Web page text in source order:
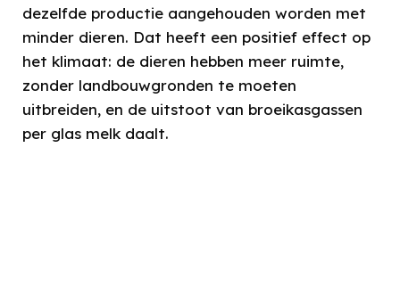
dezelfde productie aangehouden worden met
minder dieren. Dat heeft een positief effect op
het klimaat: de dieren hebben meer ruimte,
zonder landbouwgronden te moeten
uitbreiden, en de uitstoot van broeikasgassen
per glas melk daalt.